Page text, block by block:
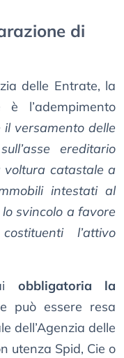
di
delle Entrate, la
è l’adempimento
il versamento delle
ereditario
voltura catastale a
intestati al
svincolo a favore
l’attivo
obbligatoria la
può essere resa
dell’Agenzia delle
utenza Spid, Cie o